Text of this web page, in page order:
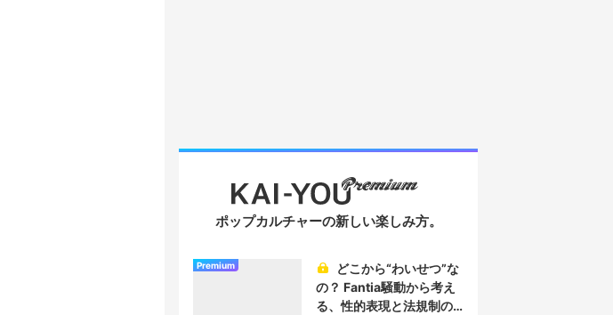
ポップカルチャーの新しい楽しみ方。
Premium
の？ Fantia騒動から考え
る、性的表現と法規制の